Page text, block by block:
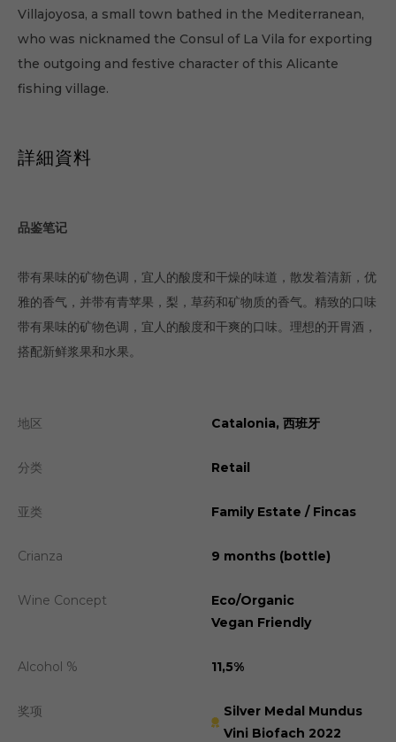
Villajoyosa, a small town bathed in the Mediterranean,
who was nicknamed the Consul of La Vila for exporting
the outgoing and festive character of this Alicante
fishing village.
詳細資料
品鉴笔记
带有果味的矿物色调，宜人的酸度和干燥的味道，散发着清新，优
雅的香气，并带有青苹果，梨，草药和矿物质的香气。精致的口味
带有果味的矿物色调，宜人的酸度和干爽的口味。理想的开胃酒，
搭配新鲜浆果和水果。
地区 Catalonia, 西班牙
分类 Retail
亚类 Family Estate / Fincas
Crianza 9 months (bottle)
Wine Concept
Eco/Organic
Vegan Friendly
Alcohol % 11,5%
奖项
Silver Medal Mundus
Vini Biofach 2022